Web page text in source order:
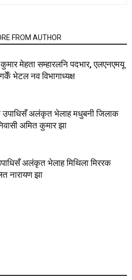
FROM AUTHOR
मेहता सम्हारलनि पदभार, एलएनएमयू
भेटल नव विभागाध्यक्ष
उपाधिसँ अलंकृत भेलाह मधुबनी जिलाक
अमित कुमार झा
अलंकृत भेलाह मिथिला मिररक
नारायण झा